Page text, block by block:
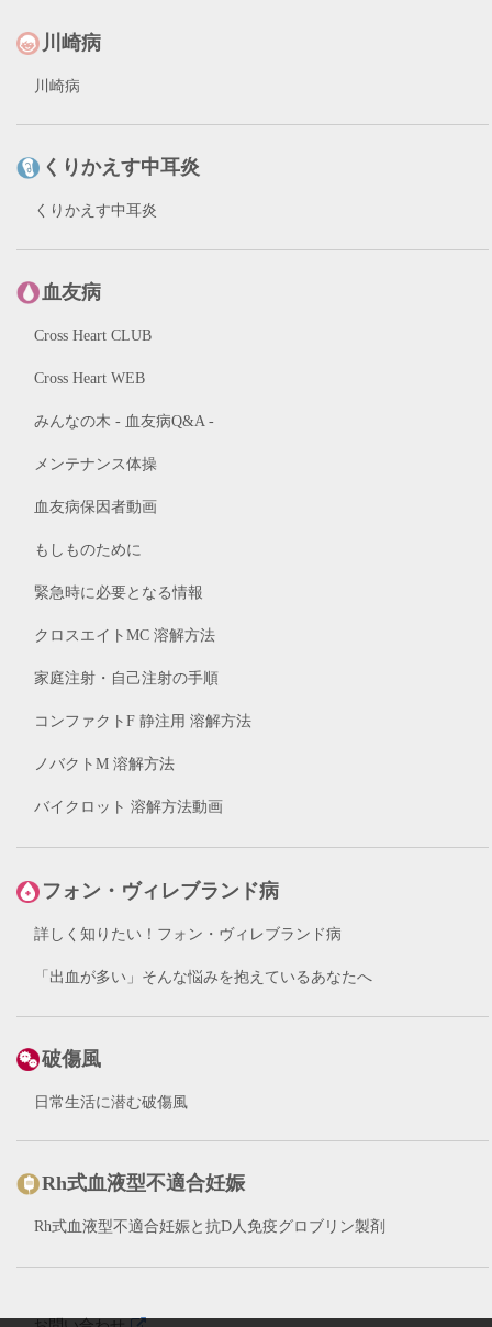
川崎病
川崎病
くりかえす中耳炎
くりかえす中耳炎
血友病
Cross Heart CLUB
Cross Heart WEB
みんなの木 - 血友病Q&A -
メンテナンス体操
血友病保因者動画
もしものために
緊急時に必要となる情報
クロスエイトMC 溶解方法
家庭注射・自己注射の手順
コンファクトF 静注用 溶解方法
ノバクトM 溶解方法
バイクロット 溶解方法動画
フォン・ヴィレブランド病
詳しく知りたい！フォン・ヴィレブランド病
「出血が多い」そんな悩みを抱えているあなたへ
破傷風
日常生活に潜む破傷風
Rh式血液型不適合妊娠
Rh式血液型不適合妊娠と抗D人免疫グロブリン製剤